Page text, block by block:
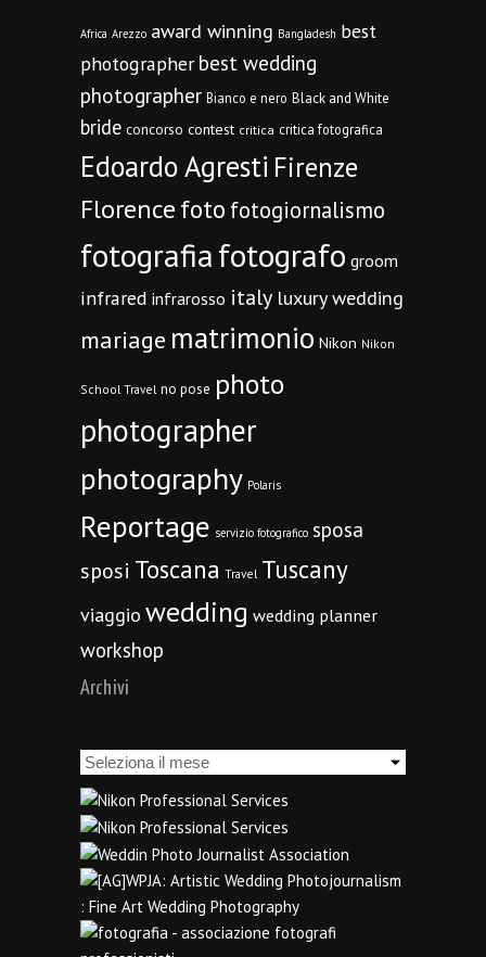
Africa Arezzo award winning Bangladesh best
photographer best wedding
photographer Bianco e nero Black and White
bride concorso contest critica critica fotografica
Edoardo Agresti Firenze
Florencefoto fotogiornalismo
fotografiafotografo groom
infrared infrarosso italy luxury wedding
mariage matrimonio Nikon Nikon
School Travel no pose photo
photographer
photography Polaris
Reportage servizio fotografico sposa
sposi Toscana Travel Tuscany
viaggio wedding wedding planner
workshop
Archivi
Archivi